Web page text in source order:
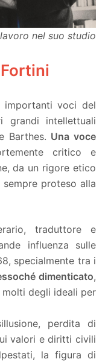
nel suo studio
importanti voci del
intellettuali
Barthes. Una voce
critico e
da un rigore etico
proteso alla
traduttore e
influenza sulle
specialmente tra i
dimenticato,
degli ideali per
perdita di
valori e diritti civili
la figura di